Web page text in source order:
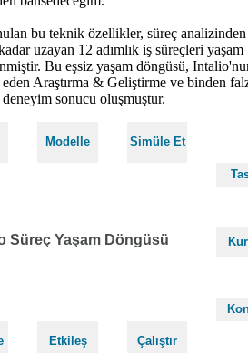
bu teknik özellikler, süreç analizinden
uzayan 12 adımlık iş süreçleri yaşam
Bu eşsiz yaşam döngüsü,
Araştırma & Geliştirme ve binden
sonucu oluşmuştur.
Modelle Simüle Et
Süreç Yaşam Döngüsü
Etkileş Çalıştır